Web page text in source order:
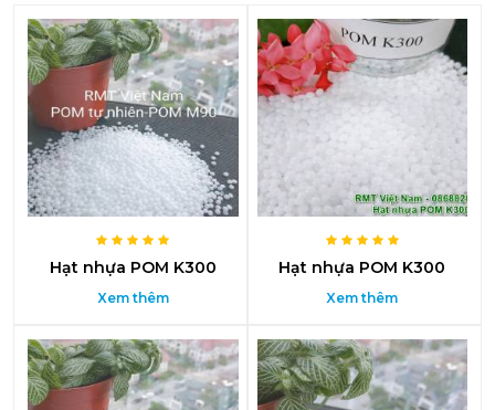
Hạt nhựa POM K300
Xem thêm
Hạt nhựa POM K300
Xem thêm